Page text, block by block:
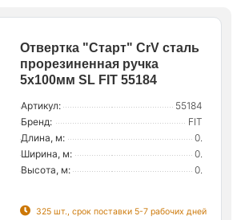
Отвертка "Старт" CrV сталь
прорезиненная ручка
5х100мм SL FIT 55184
Артикул:
55184
Бренд:
FIT
Длина, м:
0.
Ширина, м:
0.
Высота, м:
0.
325 шт., срок поставки 5-7 рабочих дней